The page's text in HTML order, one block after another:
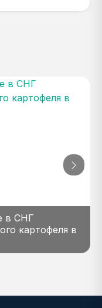
в СНГ
картофеля в